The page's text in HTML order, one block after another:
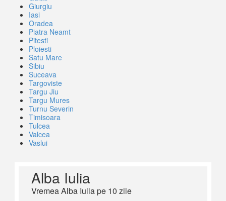
Giurgiu
Iasi
Oradea
Piatra Neamt
Pitesti
Ploiesti
Satu Mare
Sibiu
Suceava
Targoviste
Targu Jiu
Targu Mures
Turnu Severin
Timisoara
Tulcea
Valcea
Vaslui
Alba Iulia
Vremea Alba Iulia pe 10 zile